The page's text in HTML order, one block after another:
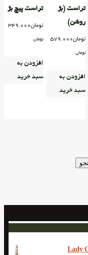
تراست (بژ
روشن)
تومان579.000
تومان
افزودن به
سبد خرید
تراست پیچ بژ
تومان349.000
تومان
افزودن به
سبد خرید